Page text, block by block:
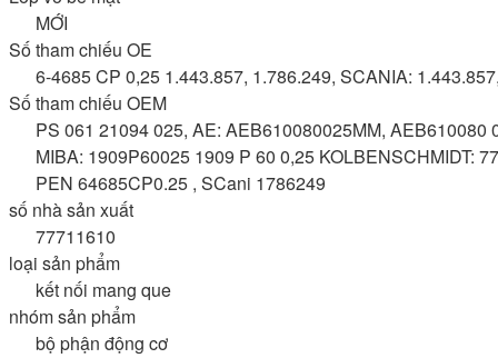
MỚI
Số tham chiếu OE
6-4685 CP 0,25 1.443.857, 1.786.249, SCANIA:
Số tham chiếu OEM
PS 061 21094 025, AE: AEB610080025MM, AEB610080
MIBA: 1909P60025 1909 P 60 0,25 KOLBENSCHMIDT:
PEN 64685CP0.25 , SCani 1786249
số nhà sản xuất
77711610
loại sản phẩm
kết nối mang que
nhóm sản phẩm
bộ phận động cơ